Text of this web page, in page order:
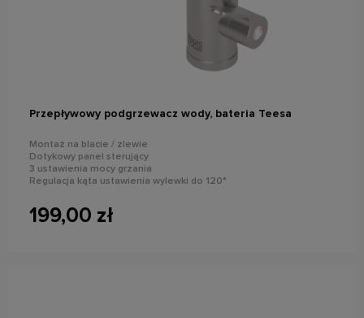
Przepływowy podgrzewacz wody, bateria Teesa
Montaż na blacie / zlewie
Dotykowy panel sterujący
3 ustawienia mocy grzania
Regulacja kąta ustawienia wylewki do 120°
199,00 zł